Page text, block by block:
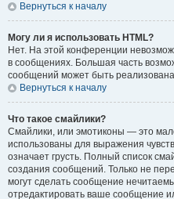
Вернуться к началу
Могу ли я использовать HTML?
Нет. На этой конференции
в сообщениях. Большая часть
сообщений может быть
Вернуться к началу
Что такое смайлики?
Смайлики, или эмотиконы — это
использованы для выражения
означает грусть. Полный список
создания сообщений. Только не
могут сделать сообщение
отредактировать ваше сообщение